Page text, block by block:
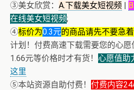
③美女欣赏： A.下载美女短视频 |
在线美女短视频;
④标价为0.3元的商品请先不要急着
计划！付费高速下载需要您的心
1.66元等价格时才有货！ 心愿值助
这里
⑤本站资源自助付费！ 付费内容